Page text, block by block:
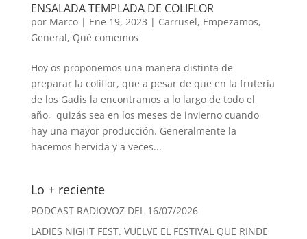
ENSALADA TEMPLADA DE COLIFLOR
por Marco| Ene 19, 2023 | Carrusel, Empezamos,
General, Qué comemos
Hoy os proponemos una manera distinta de
preparar la coliflor, que a pesar de que en la frutería
de los Gadis la encontramos a lo largo de todo el
año, quizás sea en los meses de invierno cuando
hay una mayor producción. Generalmente la
hacemos hervida y a veces...
Lo + reciente
PODCAST RADIOVOZ DEL 16/07/2026
LADIES NIGHT FEST. VUELVE EL FESTIVAL QUE RINDE